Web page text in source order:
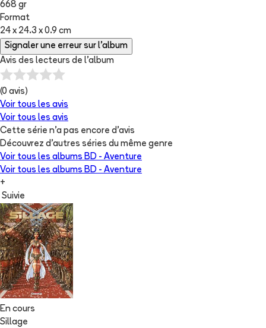
668 gr
Format
24 x 24.3 x 0.9 cm
Signaler une erreur sur l'album
Avis des lecteurs de l'album
(0 avis)
Voir tous les avis
Voir tous les avis
Cette série n'a pas encore d'avis
Découvrez d'autres séries du même genre
Voir tous les albums BD - Aventure
Voir tous les albums BD - Aventure
+
Suivie
En cours
Sillage